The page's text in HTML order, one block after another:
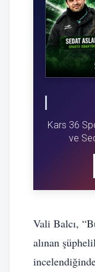
Kars 36
ve
Vali Balcı,
alınan